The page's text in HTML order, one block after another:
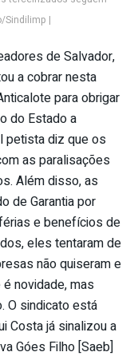
Sindilimp |
de Salvador,
a cobrar nesta
para obrigar
do Estado a
petista diz que os
as paralisações
Além disso, as
de Garantia por
e benefícios de
eles tentaram de
não quiseram e
novidade, mas
O sindicato está
Costa já sinalizou a
Góes Filho [Saeb]